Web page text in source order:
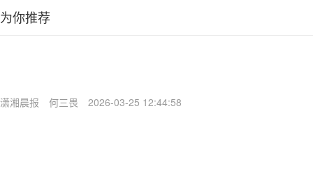
为你推荐
潇湘晨报 何三畏 2026-03-25 12:44:58